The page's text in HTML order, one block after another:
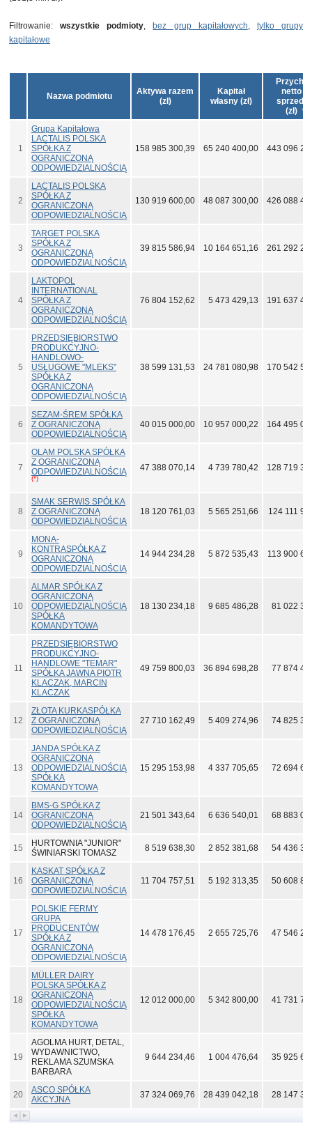
Filtrowanie:wszystkie podmioty, bez grup kapitałowych, tylko grupy
kapitałowe
Nazwa podmiotu
Aktywa razem
(zł)
Kapitał
własny (zł)
netto ze
(zł)
1
Grupa Kapitałowa
LACTALIS POLSKA
SPÓŁKA Z
OGRANICZONĄ
ODPOWIEDZIALNOŚCIĄ
158 985 300,39 65 240 400,00 443 096
2
LACTALIS POLSKA
SPÓŁKA Z
OGRANICZONĄ
ODPOWIEDZIALNOŚCIĄ
130 919 600,00 48 087 300,00 426 088
3
TARGET POLSKA
SPÓŁKA Z
OGRANICZONĄ
ODPOWIEDZIALNOŚCIĄ
39 815 586,94 10 164 651,16 261 292
4
LAKTOPOL
INTERNATIONAL
SPÓŁKA Z
OGRANICZONĄ
ODPOWIEDZIALNOŚCIĄ
76 804 152,62 5 473 429,13 191 637
5
PRZEDSIĘBIORSTWO
PRODUKCYJNO-
HANDLOWO-
USŁUGOWE "MLEKS"
SPÓŁKA Z
OGRANICZONĄ
ODPOWIEDZIALNOŚCIĄ
38 599 131,53 24 781 080,98 170 542
6
SEZAM-ŚREM SPÓŁKA
Z OGRANICZONĄ
ODPOWIEDZIALNOŚCIĄ
40 015 000,00 10 957 000,22 164 495
7
OLAM POLSKA SPÓŁKA
Z OGRANICZONĄ
ODPOWIEDZIALNOŚCIĄ
(*)
47 388 070,14 4 739 780,42 128 719
8
SMAK SERWIS SPÓŁKA
Z OGRANICZONĄ
ODPOWIEDZIALNOŚCIĄ
18 120 761,03 5 565 251,66 124 111
9
MONA-
KONTRASPÓŁKA Z
OGRANICZONĄ
ODPOWIEDZIALNOŚCIĄ
14 944 234,28 5 872 535,43 113 900
10
ALMAR SPÓŁKA Z
OGRANICZONĄ
ODPOWIEDZIALNOŚCIĄ
SPÓŁKA
KOMANDYTOWA
18 130 234,18 9 685 486,28 81 022
11
PRZEDSIĘBIORSTWO
PRODUKCYJNO-
HANDLOWE "TEMAR"
SPÓŁKA JAWNA PIOTR
KLACZAK, MARCIN
KLACZAK
49 759 800,03 36 894 698,28 77 874
12
ZŁOTA KURKASPÓŁKA
Z OGRANICZONĄ
ODPOWIEDZIALNOŚCIĄ
27 710 162,49 5 409 274,96 74 825
13
JANDA SPÓŁKA Z
OGRANICZONĄ
ODPOWIEDZIALNOŚCIĄ
SPÓŁKA
KOMANDYTOWA
15 295 153,98 4 337 705,65 72 694
14
BMS-G SPÓŁKA Z
OGRANICZONĄ
ODPOWIEDZIALNOŚCIĄ
21 501 343,64 6 636 540,01 68 883
15
HURTOWNIA "JUNIOR"
ŚWINIARSKI TOMASZ
8 519 638,30 2 852 381,68 54 436
16
KASKAT SPÓŁKA Z
OGRANICZONĄ
ODPOWIEDZIALNOŚCIĄ
11 704 757,51 5 192 313,35 50 608
17
POLSKIE FERMY
GRUPA
PRODUCENTÓW
SPÓŁKA Z
OGRANICZONĄ
ODPOWIEDZIALNOŚCIĄ
14 478 176,45 2 655 725,76 47 546
18
MÜLLER DAIRY
POLSKA SPÓŁKA Z
OGRANICZONĄ
ODPOWIEDZIALNOŚCIĄ
SPÓŁKA
KOMANDYTOWA
12 012 000,00 5 342 800,00 41 731
19
AGOLMA HURT, DETAL,
WYDAWNICTWO,
REKLAMA SZUMSKA
BARBARA
9 644 234,46 1 004 476,64 35 925
20
ASCO SPÓŁKA
AKCYJNA
37 324 069,76 28 439 042,18 28 147